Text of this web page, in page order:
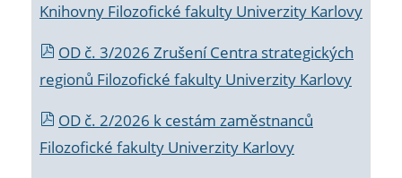
Knihovny Filozofické fakulty Univerzity Karlovy
OD č. 3/2026 Zrušení Centra strategických
regionů Filozofické fakulty Univerzity Karlovy
OD č. 2/2026 k cestám zaměstnanců
Filozofické fakulty Univerzity Karlovy